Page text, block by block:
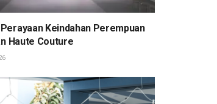
Perayaan Keindahan Perempuan
Haute Couture